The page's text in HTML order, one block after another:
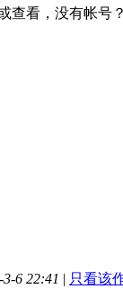
查看，没有帐号
6 22:41 | 只看该